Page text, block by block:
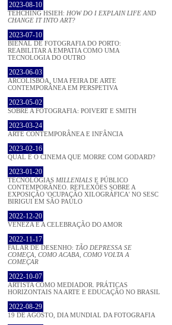
2023-08-10
TEHCHING HSIEH: HOW DO I EXPLAIN LIFE AND
CHANGE IT INTO ART?
2023-07-10
BIENAL DE FOTOGRAFIA DO PORTO:
REABILITAR A EMPATIA COMO UMA
TECNOLOGIA DO OUTRO
2023-06-03
ARCOLISBOA, UMA FEIRA DE ARTE
CONTEMPORÂNEA EM PERSPETIVA
2023-05-02
SOBRE A FOTOGRAFIA: POIVERT E SMITH
2023-03-24
ARTE CONTEMPORÂNEA E INFÂNCIA
2023-02-16
QUAL É O CINEMA QUE MORRE COM GODARD?
2023-01-20
TECNOLOGIAS MILLENIALS E PÚBLICO
CONTEMPORÂNEO. REFLEXÕES SOBRE A
EXPOSIÇÃO 'OCUPAÇÃO XILOGRÁFICA' NO SESC
BIRIGUI EM SÃO PAULO
2022-12-20
VENEZA E A CELEBRAÇÃO DO AMOR
2022-11-17
FALAR DE DESENHO: TÃO DEPRESSA SE
COMEÇA, COMO ACABA, COMO VOLTA A
COMEÇAR
2022-10-07
ARTISTA COMO MEDIADOR. PRÁTICAS
HORIZONTAIS NA ARTE E EDUCAÇÃO NO BRASIL
2022-08-29
19 DE AGOSTO, DIA MUNDIAL DA FOTOGRAFIA